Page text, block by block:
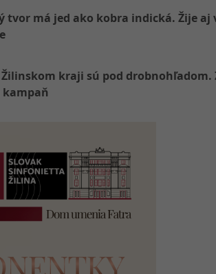
tvor má jed ako kobra indická. Žije aj
Žilinskom kraji sú pod drobnohľadom.
kampaň